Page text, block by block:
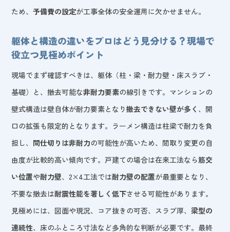
ため、予備費の設定が工事全体の安全運用に欠かせません。
躯体と構造の違いをプロはどう見分ける？現場で
役立つ見極めポイント
現場でまず確認すべきは、躯体（柱・梁・耐力壁・床スラブ・
基礎）と、撤去可能な非耐力要素の線引きです。マンションの
壁式構造は壁自体が耐力要素となり撤去できない壁が多く 、開
口の拡張も限定的となります。ラーメン構造は柱梁で耐力を負
担し、 間仕切りは非耐力の可能性が高いため、間取り変更の自
由度が比較的高い傾向です。戸建ての場合は在来工法なら筋交
い位置や耐力壁、2×4工法では耐力壁の配置が最重要となり、
不要な撤去は耐震性能を著しく低下させる可能性があります。
見極めには、図面や現況、コア抜きの可否、スラブ厚、梁型の
連続性、床のふところ寸法など多角的な判断が必要です。最終